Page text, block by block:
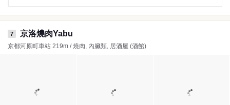
7 京洛燒肉Yabu
京都河原町車站 219m / 燒肉, 內臟類, 居酒屋 (酒館)